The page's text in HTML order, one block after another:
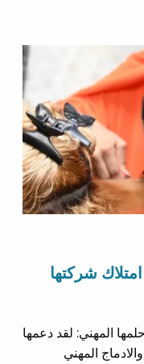
شركتها
المهني: لقد دعمها
المهني